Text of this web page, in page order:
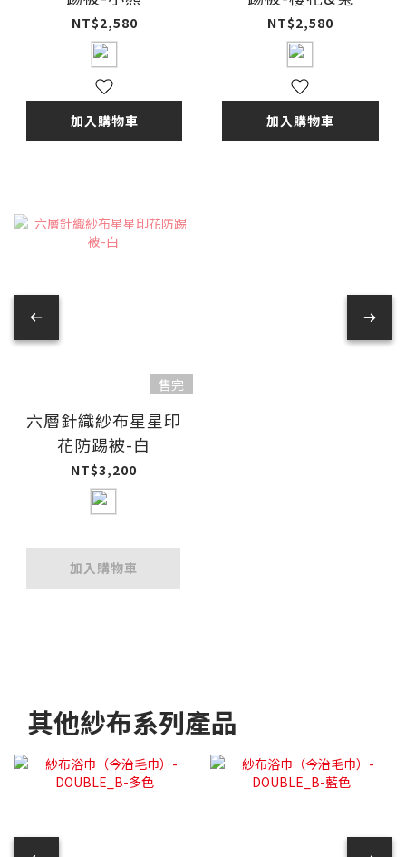
NT$2,580
加入購物車
NT$2,580
加入購物車
售完
六層針織紗布星星印
花防踢被-白
NT$3,200
加入購物車
其他紗布系列產品